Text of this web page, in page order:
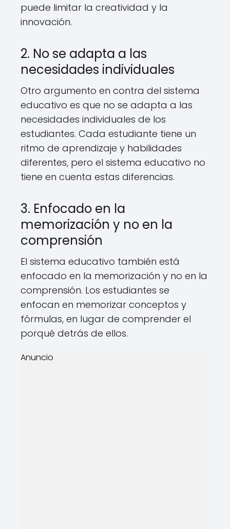
puede limitar la creatividad y la
innovación.
2. No se adapta a las
necesidades individuales
Otro argumento en contra del sistema
educativo es que no se adapta a las
necesidades individuales de los
estudiantes. Cada estudiante tiene un
ritmo de aprendizaje y habilidades
diferentes, pero el sistema educativo no
tiene en cuenta estas diferencias.
3. Enfocado en la
memorización y no en la
comprensión
El sistema educativo también está
enfocado en la memorización y no en la
comprensión. Los estudiantes se
enfocan en memorizar conceptos y
fórmulas, en lugar de comprender el
porqué detrás de ellos.
Anuncio